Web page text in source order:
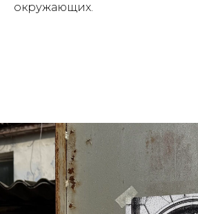
окружающих.